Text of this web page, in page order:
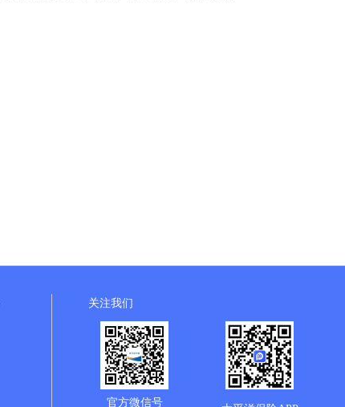
关注我们
官方微信号